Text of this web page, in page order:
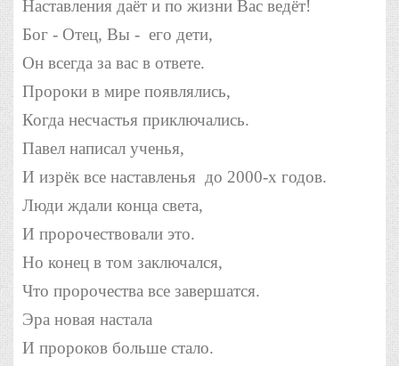
Наставления даёт и по жизни Вас ведёт!
Бог - Отец, Вы - его дети,
Он всегда за вас в ответе.
Пророки в мире появлялись,
Когда несчастья приключались.
Павел написал ученья,
И изрёк все наставленья до 2000-х годов.
Люди ждали конца света,
И пророчествовали это.
Но конец в том заключался,
Что пророчества все завершатся.
Эра новая настала
И пророков больше стало.